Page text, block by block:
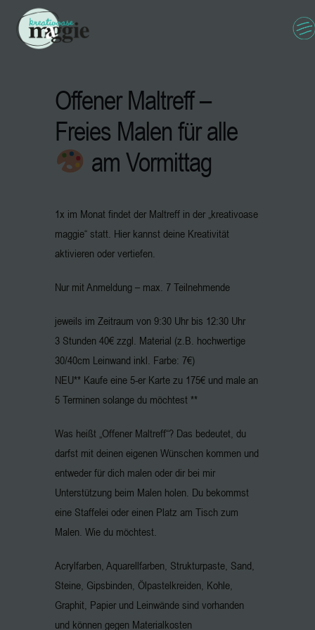
Offener Maltreff –
Freies Malen für alle
am Vormittag
1x im Monat findet der Maltreff in der „kreativoase
maggie“ statt. Hier kannst deine Kreativität
aktivieren oder vertiefen.
Nur mit Anmeldung – max. 7 Teilnehmende
jeweils im Zeitraum von 9:30 Uhr bis 12:30 Uhr
3 Stunden 40€ zzgl. Material (z.B. hochwertige
30/40cm Leinwand inkl. Farbe: 7€)
NEU** Kaufe eine 5-er Karte zu 175€ und male an
5 Terminen solange du möchtest **
Was heißt „Offener Maltreff“? Das bedeutet, du
darfst mit deinen eigenen Wünschen kommen und
entweder für dich malen oder dir bei mir
Unterstützung beim Malen holen. Du bekommst
eine Staffelei oder einen Platz am Tisch zum
Malen. Wie du möchtest.
Acrylfarben, Aquarellfarben, Strukturpaste, Sand,
Steine, Gipsbinden, Ölpastelkreiden, Kohle,
Graphit, Papier und Leinwände sind vorhanden
und können gegen Materialkosten